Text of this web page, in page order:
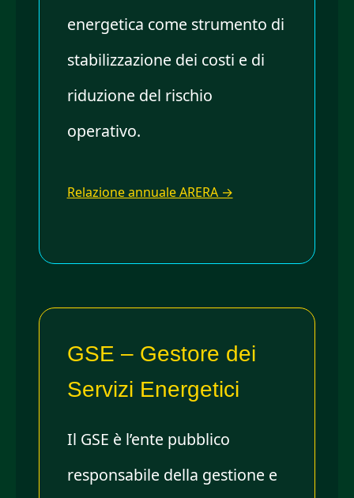
energetica come strumento di
stabilizzazione dei costi e di
riduzione del rischio
operativo.
Relazione annuale ARERA →
GSE – Gestore dei
Servizi Energetici
Il GSE è l’ente pubblico
responsabile della gestione e